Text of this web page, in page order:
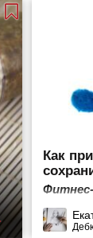
Как